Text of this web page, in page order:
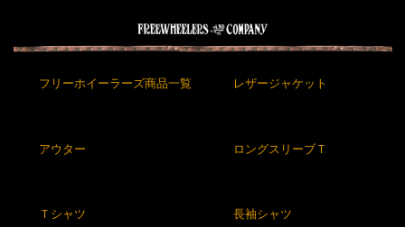
フリーホイーラーズ商品一覧 レザージャケット
アウター ロングスリーブＴ
Ｔシャツ 長袖シャツ